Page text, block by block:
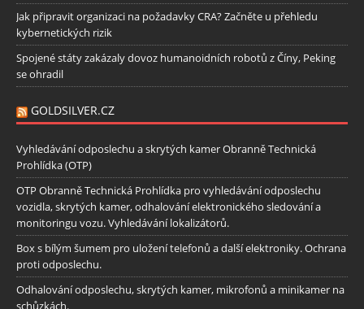
Jak připravit organizaci na požadavky CRA? Začněte u přehledu
kybernetických rizik
Spojené státy zakázaly dovoz humanoidních robotů z Číny, Peking
se ohradil
GOLDSILVER.CZ
Vyhledávání odposlechu a skrytých kamer Obranně Technická
Prohlídka (OTP)
OTP Obranně Technická Prohlídka pro vyhledávání odposlechu
vozidla, skrytých kamer, odhalování elektronického sledování a
monitoringu vozu. Vyhledávání lokalizátorů.
Box s bílým šumem pro uložení telefonů a další elektroniky. Ochrana
proti odposlechu.
Odhalování odposlechu, skrytých kamer, mikrofonů a minikamer na